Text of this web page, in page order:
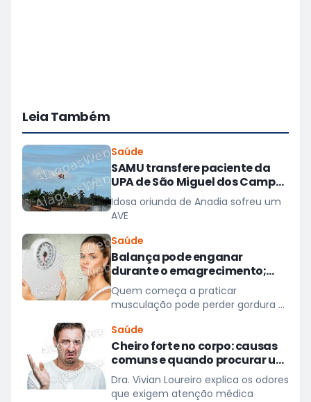
Leia Também
Saúde
SAMU transfere paciente da
UPA de São Miguel dos Campos
para hospital em Maceió
Idosa oriunda de Anadia sofreu um
AVE
Saúde
Balança pode enganar
durante o emagrecimento;
entenda três motivos
Quem começa a praticar
musculação pode perder gordura e
observar uma queda significativa
na balança
Saúde
Cheiro forte no corpo: causas
comuns e quando procurar um
médico
Dra. Vivian Loureiro explica os odores
que exigem atenção médica